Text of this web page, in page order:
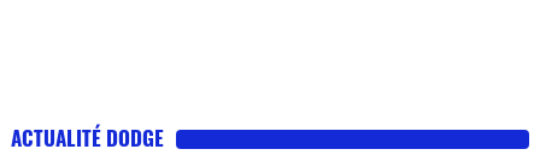
ACTUALITÉ DODGE